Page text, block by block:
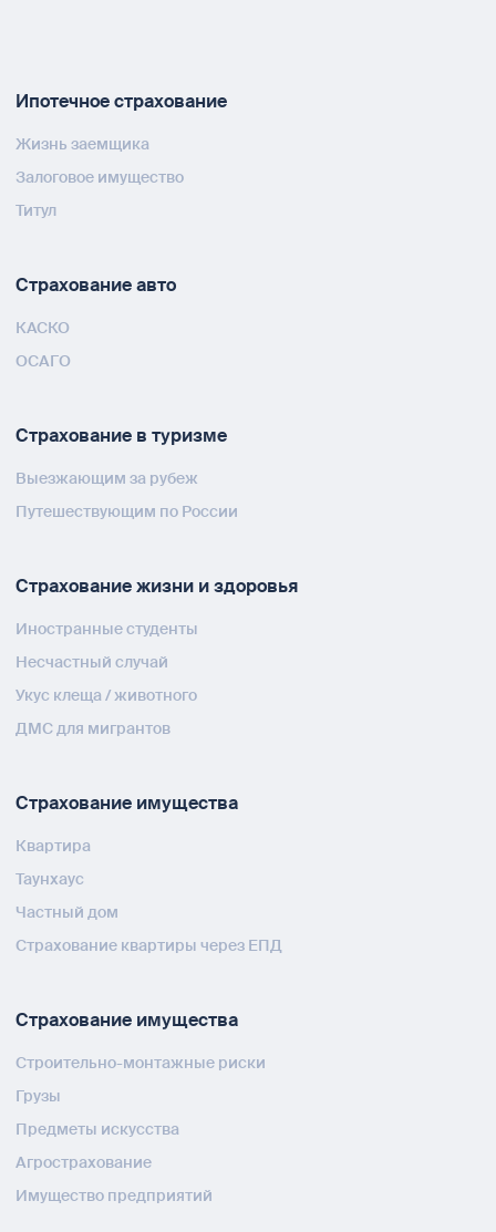
Ипотечное страхование
Жизнь заемщика
Залоговое имущество
Титул
Страхование авто
КАСКО
ОСАГО
Страхование в туризме
Выезжающим за рубеж
Путешествующим по России
Страхование жизни и здоровья
Иностранные студенты
Несчастный случай
Укус клеща / животного
ДМС для мигрантов
Страхование имущества
Квартира
Таунхаус
Частный дом
Страхование квартиры через ЕПД
Страхование имущества
Строительно-монтажные риски
Грузы
Предметы искусства
Агрострахование
Имущество предприятий